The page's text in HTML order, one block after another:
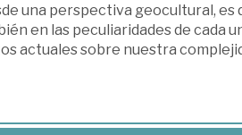
una perspectiva geocultural,
en las peculiaridades de cada
actuales sobre nuestra